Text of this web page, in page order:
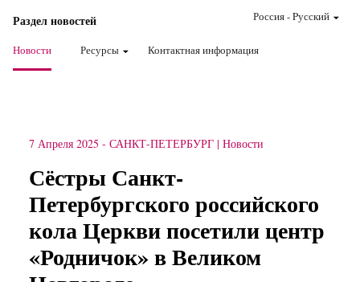
Раздел новостей
Новости Ресурсы Контактная информация
Россия-Pусский
7 Апреля 2025 - САНКТ-ПЕТЕРБУРГ Новости
Сёстры Санкт-
Петербургского российского
кола Церкви посетили центр
«Родничок» в Великом